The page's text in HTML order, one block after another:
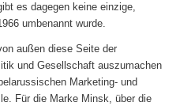
es dagegen keine einzige,
umbenannt wurde.
außen diese Seite der
und Gesellschaft auszumachen
Marketing- und
Für die Marke Minsk, über die